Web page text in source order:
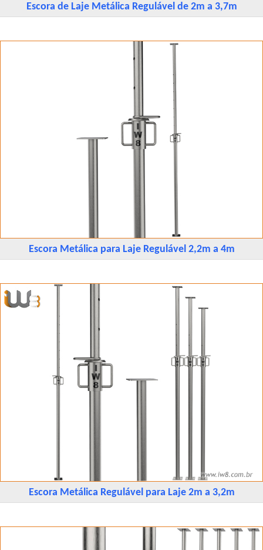
Escora de Laje Metálica Regulável de 2m a 3,7m
Escora Metálica para Laje Regulável 2,2m a 4m
Escora Metálica Regulável para Laje 2m a 3,2m